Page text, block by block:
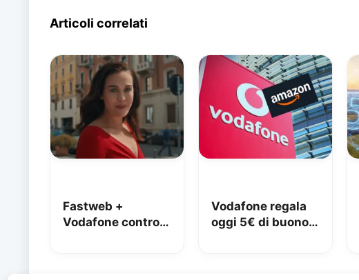
Articoli correlati
Fastweb +
Vodafone contro
Vodafone regala
oggi 5€ di buono